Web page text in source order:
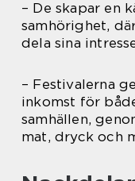
– De skapar en
samhörighet,
dela sina
– Festivalerna
inkomst för
samhällen,
mat, dryck och